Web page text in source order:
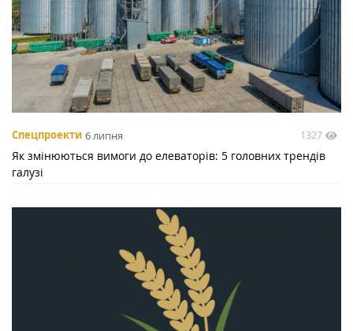
Спецпроекти 6 липня 1327
Як змінюються вимоги до елеваторів: 5 головних трендів
галузі